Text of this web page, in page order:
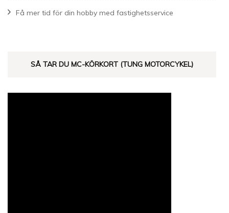
Få mer tid för din hobby med fastighetsservice
SÅ TAR DU MC-KÖRKORT (TUNG MOTORCYKEL)